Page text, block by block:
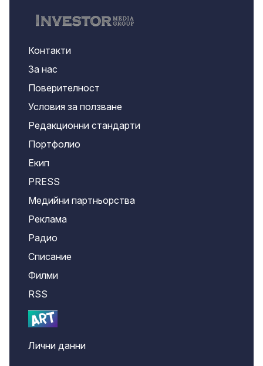
Контакти
За нас
Поверителност
Условия за ползване
Редакционни стандарти
Портфолио
Екип
PRESS
Медийни партньорства
Реклама
Радио
Списание
Филми
RSS
Лични данни